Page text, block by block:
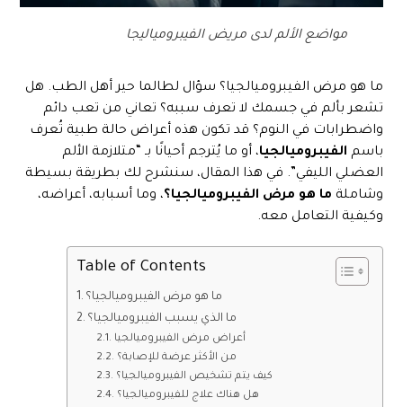
مواضع الألم لدى مريض الفيبرومياليجا
ما هو مرض الفيبروميالجيا؟ سؤال لطالما حير أهل الطب. هل
تشعر بألم في جسمك لا تعرف سببه؟ تعاني من تعب دائم
واضطرابات في النوم؟ قد تكون هذه أعراض حالة طبية تُعرف
باسم الفيبروميالجيا، أو ما يُترجم أحيانًا بـ “متلازمة الألم
العضلي الليفي”. في هذا المقال، سنشرح لك بطريقة بسيطة
وشاملة ما هو مرض الفيبروميالجيا؟، وما أسبابه، أعراضه،
وكيفية التعامل معه.
Table of Contents
ما هو مرض الفيبروميالجيا؟
ما الذي يسبب الفيبروميالجيا؟
أعراض مرض الفيبروميالجيا
من الأكثر عرضة للإصابة؟
كيف يتم تشخيص الفيبروميالجيا؟
هل هناك علاج للفيبروميالجيا؟